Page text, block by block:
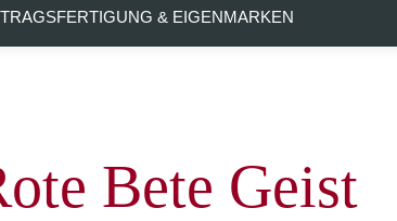
& EIGENMARKEN
Bete Geist